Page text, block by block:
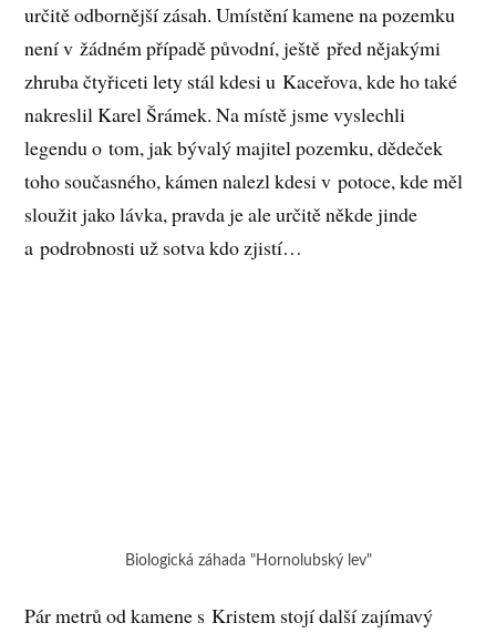
určitě odbornější zásah. Umístění kamene na pozemku
není v žádném případě původní, ještě před nějakými
zhruba čtyřiceti lety stál kdesi u Kaceřova, kde ho také
nakreslil Karel Šrámek. Na místě jsme vyslechli
legendu o tom, jak bývalý majitel pozemku, dědeček
toho současného, kámen nalezl kdesi v potoce, kde měl
sloužit jako lávka, pravda je ale určitě někde jinde
a podrobnosti už sotva kdo zjistí…
Biologická záhada "Hornolubský lev"
Pár metrů od kamene s Kristem stojí další zajímavý